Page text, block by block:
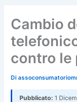
Cambio
contro le
Di
Pubblicato: 1